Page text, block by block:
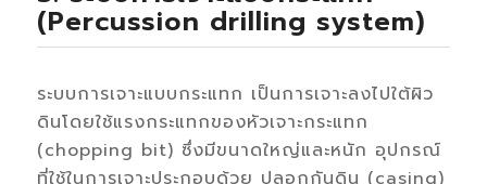
(Percussion drilling system)
ระบบการเจาะแบบกระแทก เป็นการเจาะลงไปใต้ผิว
ดินโดยใช้แรงกระแทกของหัวเจาะกระแทก
(chopping bit) ซึ่งมีขนาดใหญ่และหนัก อุปกรณ์
ที่ใช้ในการเจาะประกอบด้วย ปลอกกันดิน (casing)